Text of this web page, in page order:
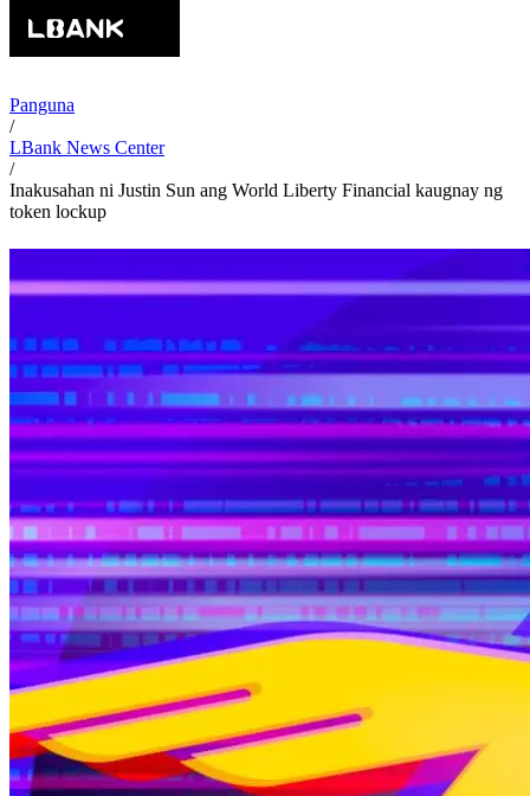
Panguna
/
LBank News Center
/
Inakusahan ni Justin Sun ang World Liberty Financial kaugnay ng
token lockup